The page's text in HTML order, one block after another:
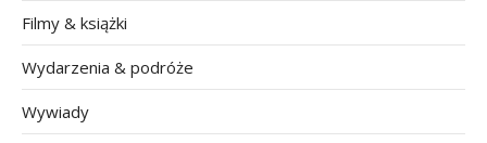
Filmy & książki
Wydarzenia & podróże
Wywiady